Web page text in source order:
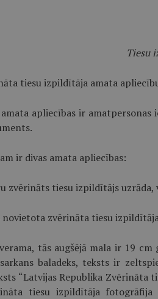
Tiesu
tiesu izpildītāja amata
apliecības ir amatpersonas
ir divas amata apliecības:
zvērināts tiesu izpildītājs uzrāda,
novietota zvērināta tiesu
tās augšējā mala ir 19 cm
baladeks, teksts ir
“Latvijas Republika Zvērināta
tiesu izpildītāja